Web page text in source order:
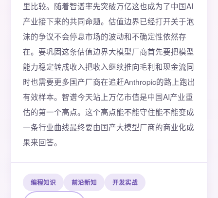
里比较。随着智谱率先突破万亿这也成为了中国AI
产业接下来的共同命题。估值边界已经打开关于泡
沫的争议不会停息市场的波动和不确定性依然存
在。要巩固这条估值边界大模型厂商首先要把模型
能力稳定转成收入把收入继续推向毛利和现金流同
时也需要更多国产厂商在追赶Anthropic的路上跑出
有效样本。智谱今天站上万亿市值是中国AI产业重
估的第一个高点。这个高点能不能守住能不能变成
一条行业曲线最终要由国产大模型厂商的商业化成
果来回答。
编程知识 前沿新知 开发实战